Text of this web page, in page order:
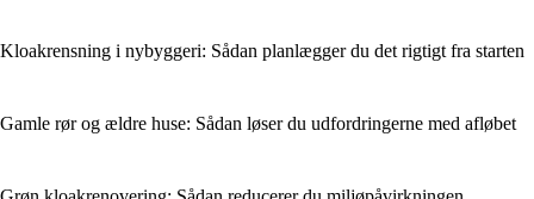
Kloakrensning i nybyggeri: Sådan planlægger du det rigtigt fra starten
Gamle rør og ældre huse: Sådan løser du udfordringerne med afløbet